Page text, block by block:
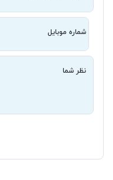
شماره موبایل
نظر شما